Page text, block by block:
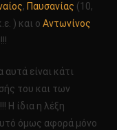
, Παυσανίας (10,
) και ο Αντωνίνος
είναι κάτι
του και των
Η ίδια η λέξη
όμως αφορά μόνο